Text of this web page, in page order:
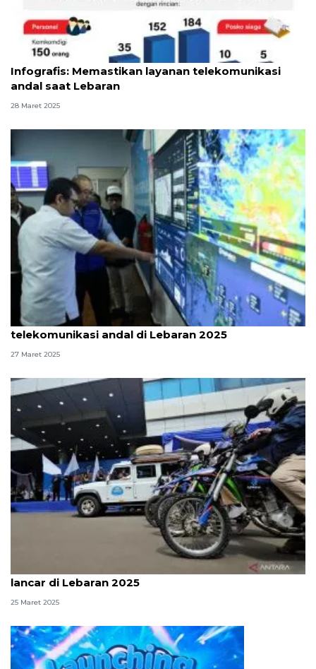
Infografik
Infografis: Memastikan layanan telekomunikasi
andal saat Lebaran
28 Maret 2025
Wamenkomdigi: Opsel kompak jaga
telekomunikasi andal di Lebaran 2025
27 Maret 2025
Kemkomdigi lepas 1.500 petugas jaga komunikasi
lancar di Lebaran 2025
25 Maret 2025